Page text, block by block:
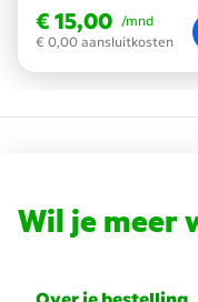
€ 15,00
€ 15,00 /mnd
€ 0,00 aansluitkosten
Wil je meer